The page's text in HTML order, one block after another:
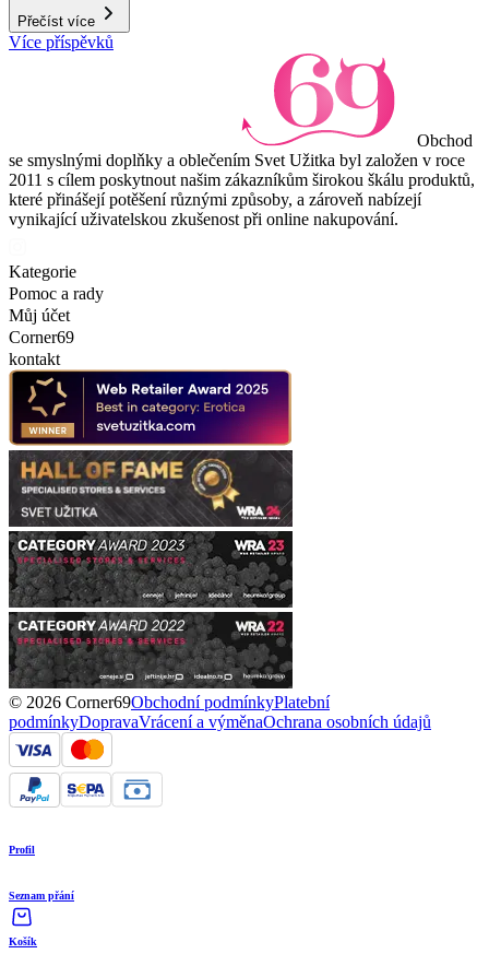
Přečíst více
Více příspěvků
Obchod
se smyslnými doplňky a oblečením Svet Užitka byl založen v roce
2011 s cílem poskytnout našim zákazníkům širokou škálu produktů,
které přinášejí potěšení různými způsoby, a zároveň nabízejí
vynikající uživatelskou zkušenost při online nakupování.
Kategorie
Pomoc a rady
Můj účet
Corner69
kontakt
© 2026 Corner69Obchodní podmínkyPlatební
podmínkyDopravaVrácení a výměnaOchrana osobních údajů
Profil
Seznam přání
Košík